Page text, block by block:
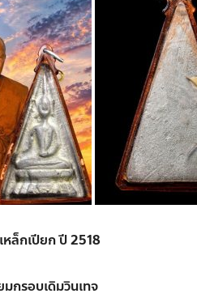
ล็กเปียก ปี 2518
กรอบเดิมวินเทจ